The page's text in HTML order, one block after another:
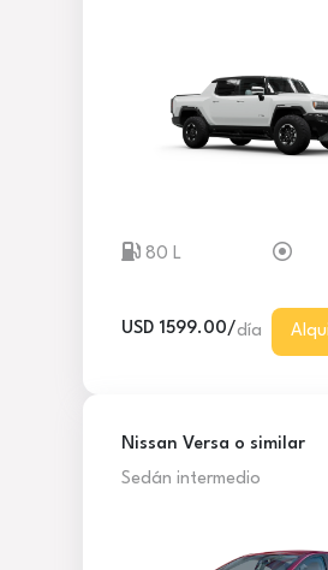
80 L
USD 1599.00/día
Nissan Versa o similar
Sedán intermedio